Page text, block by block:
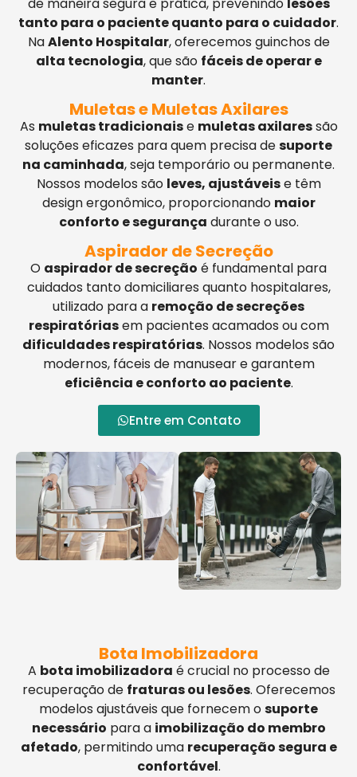
tanto para o paciente quanto para o cuidador.
NaAlento Hospitalar, oferecemos guinchos de
alta tecnologia, que são fáceis de operar e
manter.
Muletas e Muletas Axilares
As muletas tradicionaise muletas axilaressão
soluções eficazes para quem precisa desuporte
na caminhada, seja temporário ou permanente.
Nossos modelos são leves, ajustáveise têm
design ergonômico, proporcionando maior
conforto e segurança durante o uso.
Aspirador de Secreção
O aspirador de secreção é fundamental para
cuidados tanto domiciliares quanto hospitalares,
utilizado para a remoção de secreções
respiratóriasem pacientes acamados ou com
dificuldades respiratórias. Nossos modelos são
modernos, fáceis de manusear e garantem
eficiência e conforto ao paciente.
Entre em Contato
Bota Imobilizadora
A bota imobilizadora é crucial no processo de
recuperação de fraturas ou lesões. Oferecemos
modelos ajustáveis que fornecem osuporte
necessário para a imobilização do membro
afetado, permitindo uma recuperação segura e
confortável.